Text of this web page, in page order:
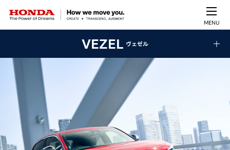
MENU
VEZEL ヴェゼル